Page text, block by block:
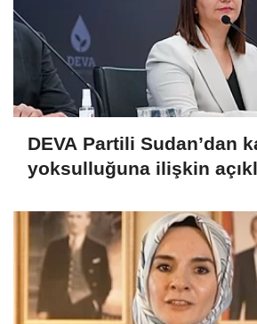
DEVA Partili Sudan’dan
yoksulluğuna ilişkin